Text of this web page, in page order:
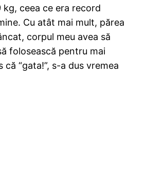
kg, ceea ce era record
Cu atât mai mult, părea
corpul meu avea să
folosească pentru mai
“gata!”, s-a dus vremea